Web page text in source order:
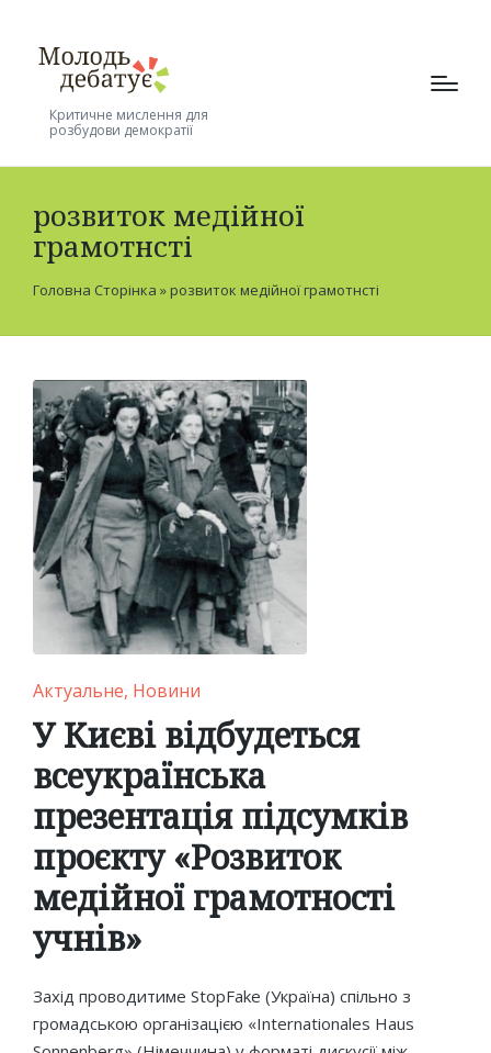
Критичне мислення для
розбудови демократії
розвиток медійної
грамотнсті
Головна Сторінка » розвиток медійної грамотнсті
Posted
in
Актуальне Новини
У Києві відбудеться
всеукраїнська
презентація підсумків
проєкту «Розвиток
медійної грамотності
учнів»
Захід проводитиме StopFake (Україна) спільно з
громадською організацією «Internationales Haus